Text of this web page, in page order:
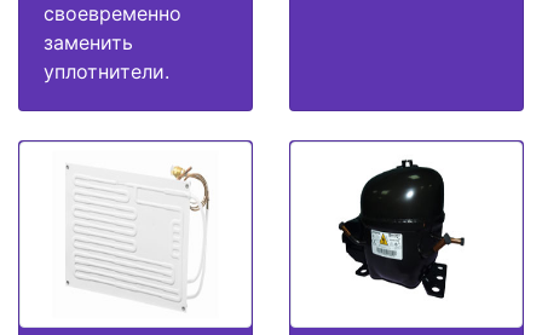
своевременно
заменить
уплотнители.